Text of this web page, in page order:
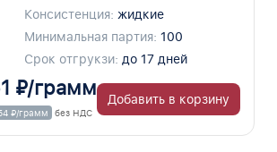
Консистенция: жидкие
Минимальная партия: 100
Срок отгрукзи: до 17 дней
₽/грамм
₽/грамм без НДС
Добавить в корзину